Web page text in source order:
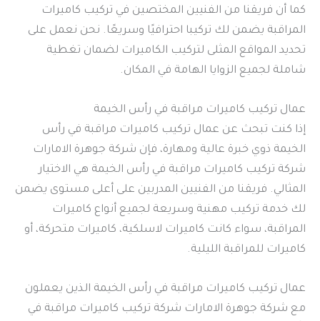
كما أن فريقنا من الفنيين المختصين في تركيب كاميرات
المراقبة يضمن لك تركيبا احترافيًا وسريعًا. نحن نعمل على
تحديد المواقع المثلى لتركيب الكاميرات لضمان تغطية
شاملة لجميع الزوايا الهامة في المكان.
عمال تركيب كاميرات مراقبة في رأس الخيمة
إذا كنت تبحث عن عمال تركيب كاميرات مراقبة في رأس
الخيمة ذوي خبرة عالية ومهارة، فإن شركة جوهرة الامارات
شركة تركيب كاميرات مراقبة في رأس الخيمة هي الاختيار
المثالي. فريقنا من الفنيين المدربين على أعلى مستوى يضمن
لك خدمة تركيب مهنية وسريعة لجميع أنواع كاميرات
المراقبة، سواء كانت كاميرات لاسلكية، كاميرات متحركة، أو
كاميرات للمراقبة الليلية.
عمال تركيب كاميرات مراقبة في رأس الخيمة الذين يعملون
مع شركة جوهرة الامارات شركة تركيب كاميرات مراقبة في